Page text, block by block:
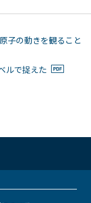
子の動きを観ること
ルで捉えた